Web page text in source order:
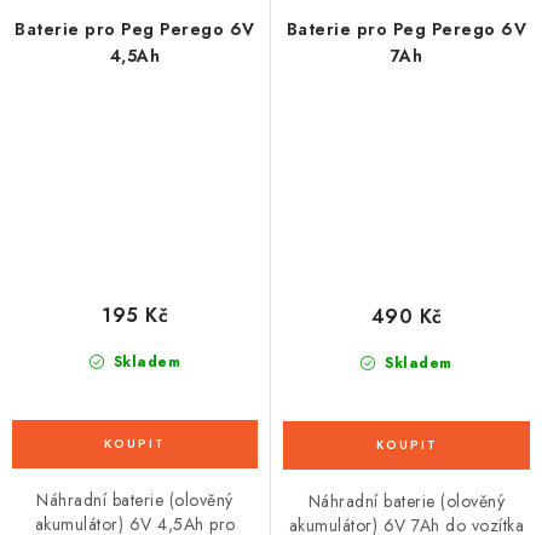
Baterie pro Peg Perego 6V
4,5Ah
Skladem
195 Kč
Náhradní baterie (olověný
akumulátor) 6V 4,5Ah pro
Baterie pro Peg Perego 6V
7Ah
Skladem
490 Kč
Náhradní baterie (olověný
akumulátor) 6V 7Ah do vozítka